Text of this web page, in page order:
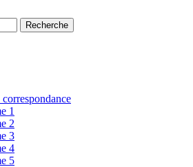
Recherche
1
2
3
4
5